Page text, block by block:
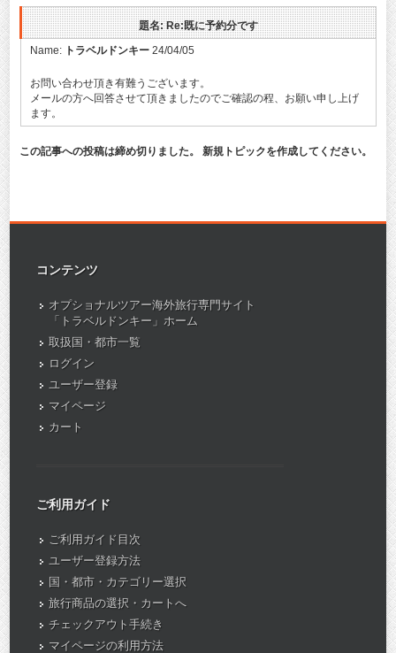
題名: Re:既に予約分です
Name:
トラベルドンキー24/04/05
お問い合わせ頂き有難うございます。
メールの方へ回答させて頂きましたのでご確認の程、お願い申し上げ
ます。
この記事への投稿は締め切りました。 新規トピックを作成してください。
コンテンツ
オプショナルツアー海外旅行専門サイト
「トラベルドンキー」ホーム
取扱国・都市一覧
ログイン
ユーザー登録
マイページ
カート
ご利用ガイド
ご利用ガイド目次
ユーザー登録方法
国・都市・カテゴリー選択
旅行商品の選択・カートへ
チェックアウト手続き
マイページの利用方法